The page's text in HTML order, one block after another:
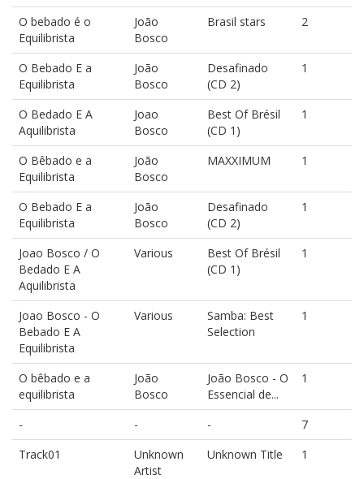
O bebado é o
Equilibrista
João
Bosco
Brasil stars 2
O Bebado E a
Equilibrista
João
Bosco
Desafinado
(CD 2)
1
O Bedado E A
Aquilibrista
Joao
Bosco
Best Of Brésil
(CD 1)
1
O Bêbado e a
Equilibrista
João
Bosco
MAXXIMUM 1
O Bebado E a
Equilibrista
João
Bosco
Desafinado
(CD 2)
1
Joao Bosco / O
Bedado E A
Aquilibrista
Various
Best Of Brésil
(CD 1)
1
Joao Bosco - O
Bebado E A
Equilibrista
Various
Samba: Best
Selection
1
O bêbado e a
equilibrista
João
Bosco
João Bosco - O
Essencial de...
1
- - -
7
Track01
Unknown
Artist
Unknown Title 1